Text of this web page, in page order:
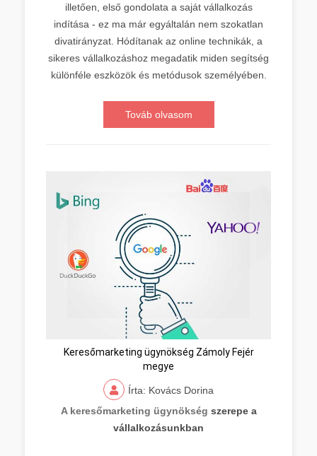
illetően, első gondolata a saját vállalkozás
indítása - ez ma már egyáltalán nem szokatlan
divatirányzat. Hódítanak az online technikák, a
sikeres vállalkozáshoz megadatik miden segítség
különféle eszközök és metódusok személyében.
Továb olvasom
Keresőmarketing ügynökség Zámoly Fejér
megye
Írta: Kovács Dorina
A keresőmarketing ügynökség szerepe a
vállalkozásunkban